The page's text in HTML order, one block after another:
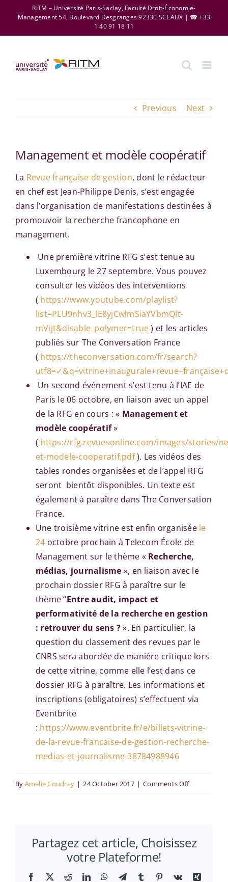
content
RITM – Université Paris-Saclay, Faculté Droit-Économie-
Management 54, Boulevard Desgranges 92330 SCEAUX | ☎ +33
1 40 91 18 11
Previous Next
Management et modèle coopératif
La Revue française de gestion, dont le rédacteur
en chef est Jean-Philippe Denis, s’est engagée
dans l’organisation de manifestations destinées à
promouvoir la recherche francophone en
management.
Une première vitrine RFG s’est tenue au
Luxembourg le 27 septembre. Vous pouvez
consulter les vidéos des interventions
( https://www.youtube.com/playlist?
list=PLU9nhv3_lE8yjCwlmSiaYVbmQlt-
mVijt&disable_polymer=true) et les articles
publiés sur The Conversation France
( https://theconversation.com/fr/search?
Un second événement s’est tenu à l’IAE de
Paris le 06 octobre, en liaison avec un appel
de la RFG en cours : « Management et
modèle coopératif»
( https://rfg.revuesonline.com/images/stories/
et-modele-cooperatif.pdf). Les vidéos des
tables rondes organisées et de l’appel RFG
seront bientôt disponibles. Un texte est
également à paraître dans The Conversation
France.
Une troisième vitrine est enfin organisée le
24 octobre prochain à Telecom École de
Management sur le thème « Recherche,
médias, journalisme », en liaison avec le
prochain dossier RFG à paraître sur le
thème“Entre audit, impact et
performativité de la recherche en gestion
: retrouver du sens ?». En particulier, la
question du classement des revues par le
CNRS sera abordée de manière critique lors
de cette vitrine, comme elle l’est dans ce
dossier RFG à paraître. Les informations et
inscriptions (obligatoires) s’effectuent via
Eventbrite
: https://www.eventbrite.fr/e/billets-vitrine-
de-la-revue-francaise-de-gestion-recherche-
medias-et-journalisme-38784988946
By Amelie Coudray | 24 October 2017 | Comments Offon
coopératif
Partagez cet article, Choisissez
votre Plateforme!
Facebook
X RedditLinkedInWhatsApp
TelegramTumblr Pinterest
Vk
Xing